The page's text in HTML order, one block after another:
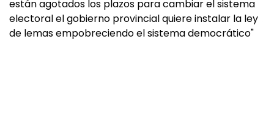
están agotados los plazos para cambiar el sistema
electoral el gobierno provincial quiere instalar la ley
de lemas empobreciendo el sistema democrático"